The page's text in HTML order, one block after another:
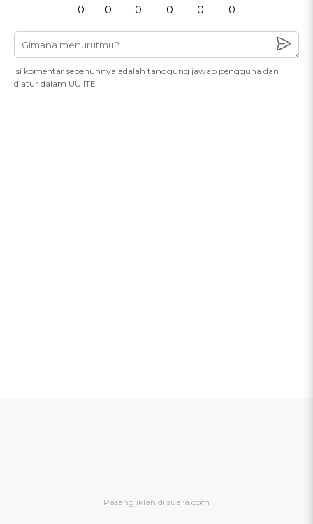
0 0 0 0 0 0
Isi komentar sepenuhnya adalah tanggung jawab pengguna dan
diatur dalam UU ITE